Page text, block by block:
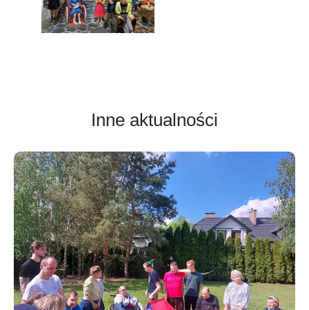
Inne aktualności